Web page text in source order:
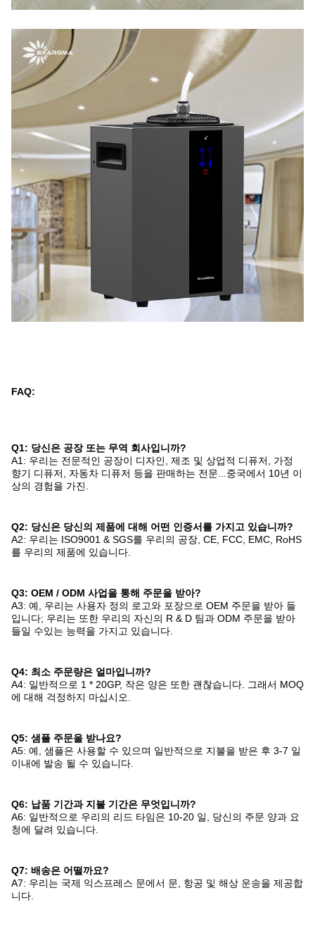
FAQ:
Q1: 당신은 공장 또는 무역 회사입니까?
A1: 우리는 전문적인 공장이 디자인, 제조 및 상업적 디퓨저, 가정
향기 디퓨저, 자동차 디퓨저 등을 판매하는 전문...중국에서 10년 이
상의 경험을 가진.
Q2: 당신은 당신의 제품에 대해 어떤 인증서를 가지고 있습니까?
A2: 우리는 ISO9001 & SGS를 우리의 공장, CE, FCC, EMC, RoHS
를 우리의 제품에 있습니다.
Q3: OEM / ODM 사업을 통해 주문을 받아?
A3: 예, 우리는 사용자 정의 로고와 포장으로 OEM 주문을 받아 들
입니다; 우리는 또한 우리의 자신의 R & D 팀과 ODM 주문을 받아
들일 수있는 능력을 가지고 있습니다.
Q4: 최소 주문량은 얼마입니까?
A4: 일반적으로 1 * 20GP, 작은 양은 또한 괜찮습니다. 그래서 MOQ
에 대해 걱정하지 마십시오.
Q5: 샘플 주문을 받나요?
A5: 예, 샘플은 사용할 수 있으며 일반적으로 지불을 받은 후 3-7 일
이내에 발송 될 수 있습니다.
Q6: 납품 기간과 지불 기간은 무엇입니까?
A6: 일반적으로 우리의 리드 타임은 10-20 일, 당신의 주문 양과 요
청에 달려 있습니다.
Q7: 배송은 어떨까요?
A7: 우리는 국제 익스프레스 문에서 문, 항공 및 해상 운송을 제공합
니다.